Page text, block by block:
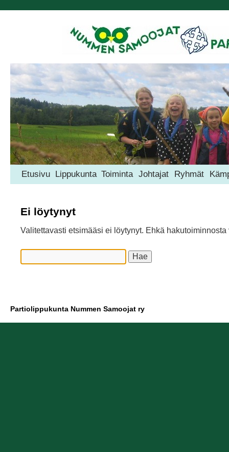
Etusivu Lippukunta Toiminta Johtajat Ryhmät
Ei löytynyt
Valitettavasti etsimääsi ei löytynyt. Ehkä
Partiolippukunta Nummen Samoojat ry